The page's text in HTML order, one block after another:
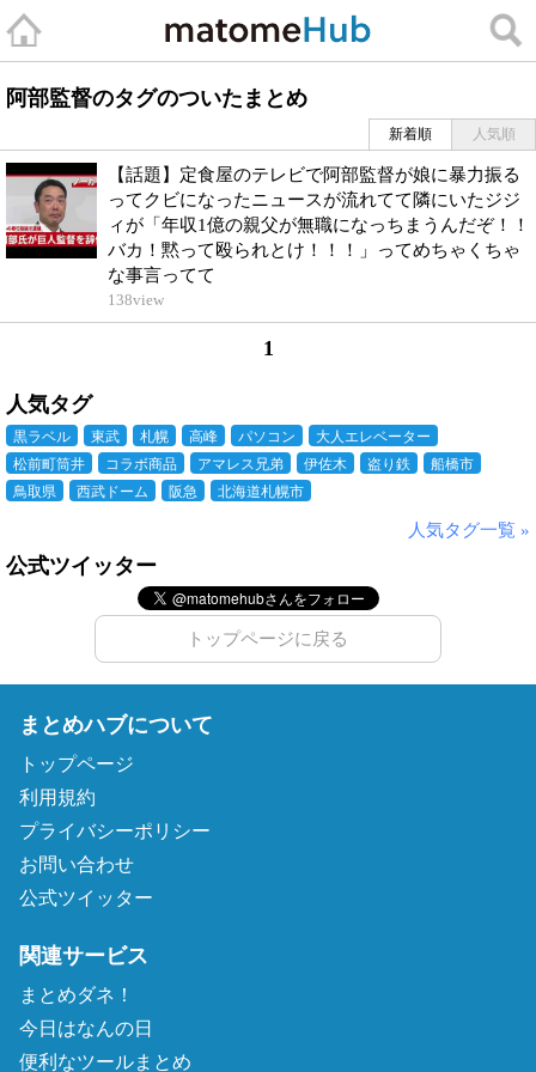
阿部監督のタグのついたまとめ
新着順 人気順
【話題】定食屋のテレビで阿部監督が娘に暴力振る
ってクビになったニュースが流れてて隣にいたジジ
ィが「年収1億の親父が無職になっちまうんだぞ！！
バカ！黙って殴られとけ！！！」ってめちゃくちゃ
な事言ってて
138view
1
人気タグ
黒ラベル 東武 札幌 高峰 パソコン
大人エレベーター
松前町筒井
コラボ商品 アマレス兄弟 伊佐木 盗り鉄
船橋市
鳥取県
西武ドーム 阪急 北海道札幌市
人気タグ一覧 »
公式ツイッター
トップページに戻る
まとめハブについて
トップページ
利用規約
プライバシーポリシー
お問い合わせ
公式ツイッター
関連サービス
まとめダネ！
今日はなんの日
便利なツールまとめ